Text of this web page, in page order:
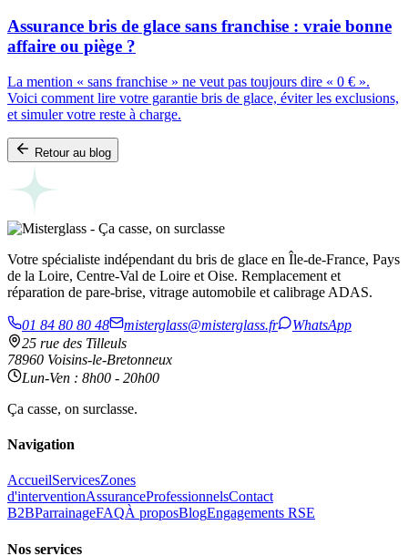
Assurance bris de glace sans franchise : vraie bonne
affaire ou piège ?
La mention « sans franchise » ne veut pas toujours dire « 0 € ».
Voici comment lire votre garantie bris de glace, éviter les exclusions,
et simuler votre reste à charge.
Retour au blog
Votre spécialiste indépendant du bris de glace en Île-de-France, Pays
de la Loire, Centre-Val de Loire et Oise. Remplacement et
réparation de pare-brise, vitrage automobile et calibrage ADAS.
01 84 80 80 48 misterglass@misterglass.fr
WhatsApp
25 rue des Tilleuls
78960 Voisins-le-Bretonneux
Lun-Ven : 8h00 - 20h00
Ça casse, on surclasse.
Navigation
AccueilServicesZones
d'interventionAssuranceProfessionnelsContact
B2BParrainageFAQÀ proposBlogEngagements RSE
Nos services